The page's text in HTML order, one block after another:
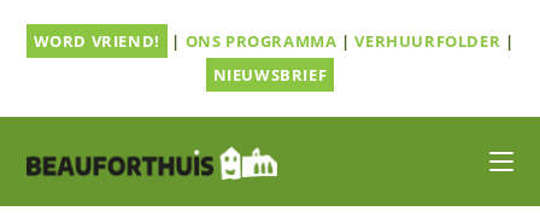
naarWORD VRIEND! | ONS PROGRAMMA |VERHUURFOLDER |
NIEUWSBRIEF